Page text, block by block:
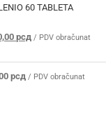
60 TABLETA
рсд Trenutna
je:
2.280,00 рсд.
/ PDV obračunat
рсд / PDV obračunat